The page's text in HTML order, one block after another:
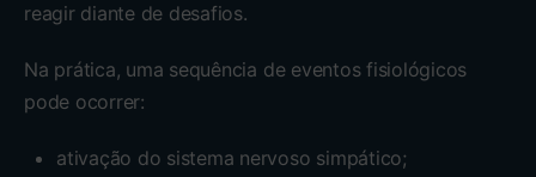
reagir diante de desafios.
Na prática, uma sequência de eventos fisiológicos
pode ocorrer:
ativação do sistema nervoso simpático;